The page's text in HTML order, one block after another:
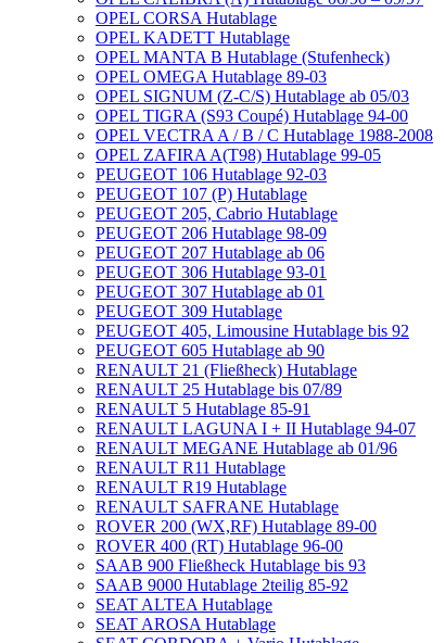
OPEL CORSA Hutablage
OPEL KADETT Hutablage
OPEL MANTA B Hutablage (Stufenheck)
OPEL OMEGA Hutablage 89-03
OPEL SIGNUM (Z-C/S) Hutablage ab 05/03
OPEL TIGRA (S93 Coupé) Hutablage 94-00
OPEL VECTRA A / B / C Hutablage 1988-2008
OPEL ZAFIRA A(T98) Hutablage 99-05
PEUGEOT 106 Hutablage 92-03
PEUGEOT 107 (P) Hutablage
PEUGEOT 205, Cabrio Hutablage
PEUGEOT 206 Hutablage 98-09
PEUGEOT 207 Hutablage ab 06
PEUGEOT 306 Hutablage 93-01
PEUGEOT 307 Hutablage ab 01
PEUGEOT 309 Hutablage
PEUGEOT 405, Limousine Hutablage bis 92
PEUGEOT 605 Hutablage ab 90
RENAULT 21 (Fließheck) Hutablage
RENAULT 25 Hutablage bis 07/89
RENAULT 5 Hutablage 85-91
RENAULT LAGUNA I + II Hutablage 94-07
RENAULT MEGANE Hutablage ab 01/96
RENAULT R11 Hutablage
RENAULT R19 Hutablage
RENAULT SAFRANE Hutablage
ROVER 200 (WX,RF) Hutablage 89-00
ROVER 400 (RT) Hutablage 96-00
SAAB 900 Fließheck Hutablage bis 93
SAAB 9000 Hutablage 2teilig 85-92
SEAT ALTEA Hutablage
SEAT AROSA Hutablage